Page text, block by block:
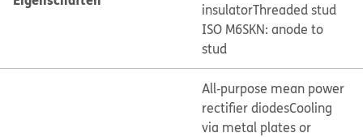
insulatorThreaded stud
ISO M6SKN: anode to
stud
All‐purpose mean power
rectifier diodesCooling
via metal plates or